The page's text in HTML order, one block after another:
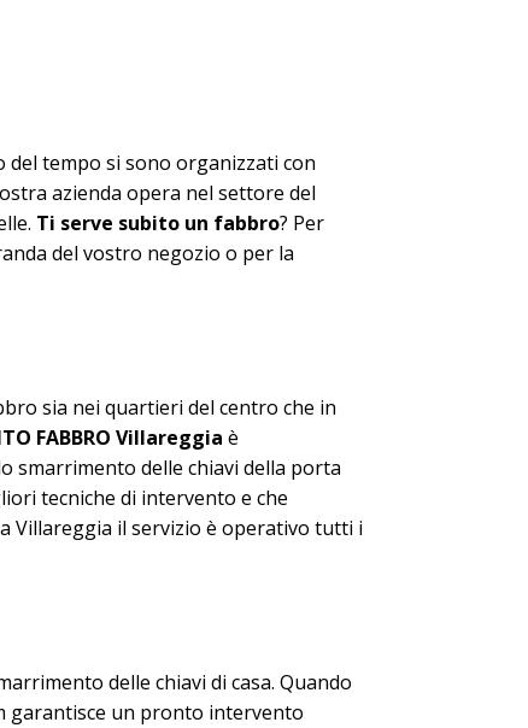
tempo si sono organizzati con
azienda opera nel settore del
Ti serve subito un fabbro? Per
del vostro negozio o per la
sia nei quartieri del centro che in
FABBRO Villareggia è
smarrimento delle chiavi della porta
tecniche di intervento e che
Villareggia il servizio è operativo tutti i
delle chiavi di casa. Quando
garantisce un pronto intervento